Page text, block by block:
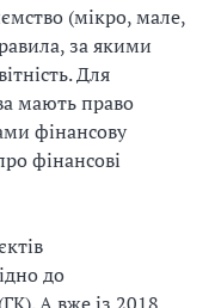
(мікро, мале,
за якими
Для
мають право
фінансову
фінансові
до